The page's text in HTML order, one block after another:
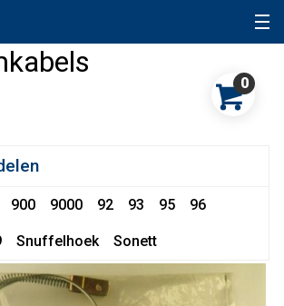
0
900 9000 92 93 95 96
Snuffelhoek Sonett